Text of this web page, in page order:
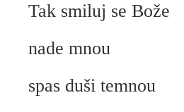
Tak smiluj se Bože
nade mnou
spas duši temnou